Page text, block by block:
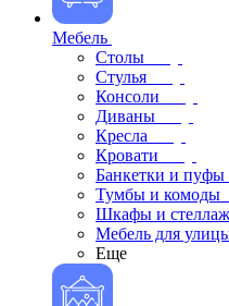
Мебель
Столы
Стулья
Консоли
Диваны
Кресла
Кровати
Банкетки и пуфы
Тумбы и комоды
Шкафы и
Мебель для
Еще